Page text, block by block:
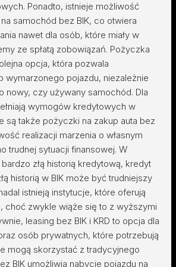
Ponadto, istnieje możliwość
samochód bez BIK, co otwiera
nawet dla osób, które miały w
ze spłatą zobowiązań. Pożyczka
opcja, która pozwala
wymarzonego pojazdu, niezależnie
nowy, czy używany samochód. Dla
wymogów kredytowych w
są także pożyczki na zakup auta bez
realizacji marzenia o własnym
trudnej sytuacji finansowej. W
złą historią kredytową, kredyt
historią w BIK może być trudniejszy
istnieją instytucje, które oferują
choć zwykle wiąże się to z wyższymi
leasing bez BIK i KRD to opcja dla
osób prywatnych, które potrzebują
mogą skorzystać z tradycyjnego
BIK umożliwia nabycie pojazdu na